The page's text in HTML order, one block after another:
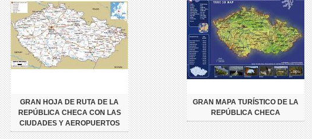
GRAN HOJA DE RUTA DE LA
REPÚBLICA CHECA CON LAS
CIUDADES Y AEROPUERTOS
GRAN MAPA TURÍSTICO DE LA
REPÚBLICA CHECA